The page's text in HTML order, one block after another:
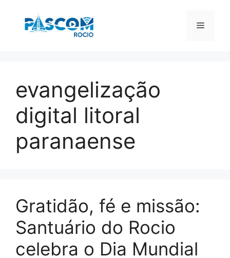
Menu
evangelização
digital litoral
paranaense
Gratidão, fé e missão:
Santuário do Rocio
celebra o Dia Mundial